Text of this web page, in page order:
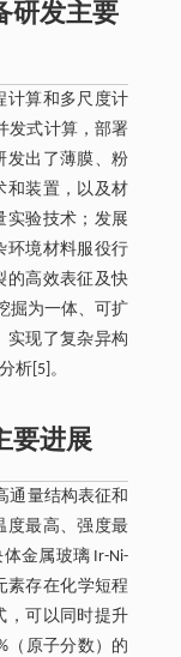
研发主要
计算和多尺度计
发式计算，部署
发出了薄膜、粉
和装置，以及材
实验技术；发展
环境材料服役行
的高效表征及快
掘为一体、可扩
实现了复杂异构
析[5]。
要进展
通量结构表征和
度最高、强度最
金属玻璃 Ir-Ni-
素存在化学短程
，可以同时提升
（原子分数）的